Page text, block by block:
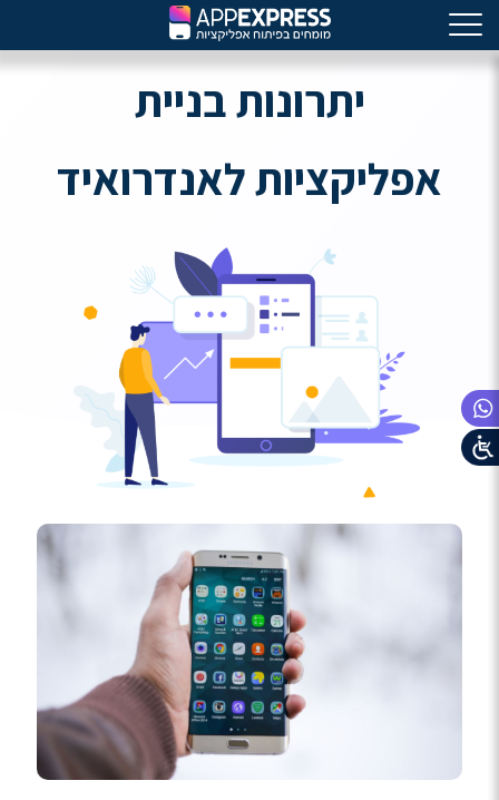
יתרונות בניית
אפליקציות לאנדרואיד